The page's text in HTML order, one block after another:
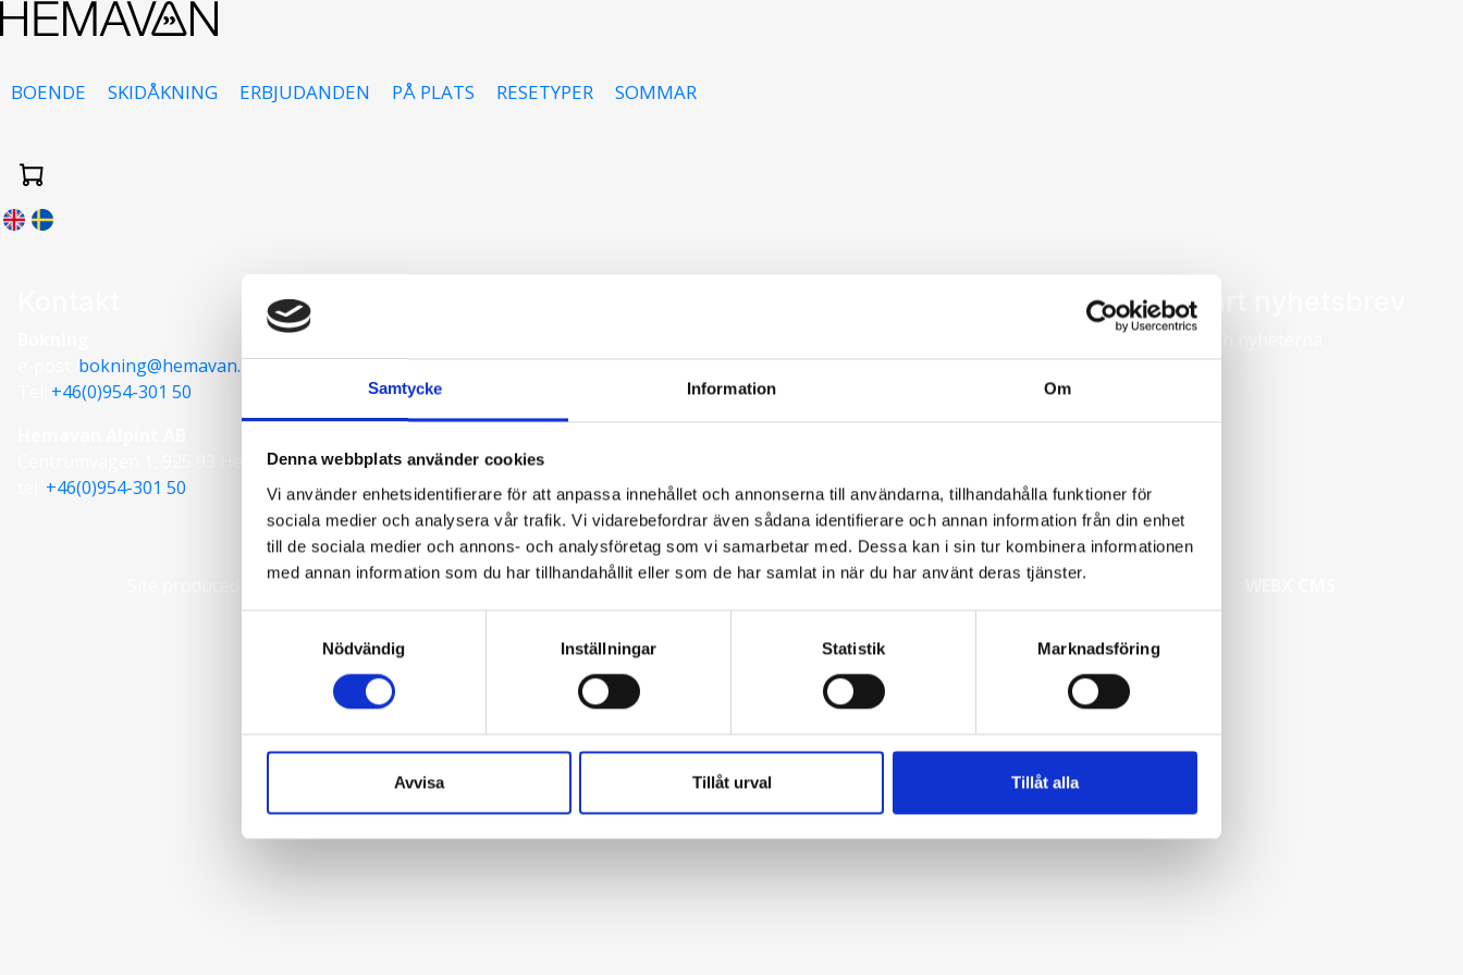
Samtycke Information Om
Denna webbplats använder cookies
Vi använder enhetsidentifierare för att anpassa innehållet och annonserna till användarna, tillhandahålla funktioner för
sociala medier och analysera vår trafik. Vi vidarebefordrar även sådana identifierare och annan information från din enhet
till de sociala medier och annons- och analysföretag som vi samarbetar med. Dessa kan i sin tur kombinera informationen
med annan information som du har tillhandahållit eller som de har samlat in när du har använt deras tjänster.
Nödvändig
Inställningar Statistik Marknadsföring
Avvisa Tillåt urval Tillåt alla
BOENDE SKIDÅKNING ERBJUDANDEN PÅ PLATS RESETYPER SOMMAR
bokning@hemavan.nu
+46(0)954-301 50
Centrumvägen 1, 925 93 Hemavan
+46(0)954-301 50 Hemavan
Prenumerera på vårt nyhetsbrev
Få de senaste erbjudandena och nyheterna
till din inkorg!
Prenumerera här
Visit GroupwithCitybreak™ Information & Reservation System.